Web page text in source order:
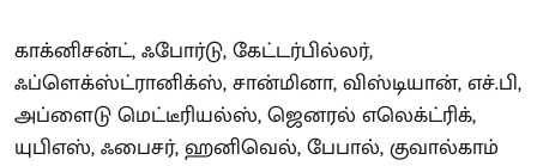
காக்னிசன்ட், ஃபோர்டு, கேட்டர்பில்லர்,
ஃப்ளெக்ஸ்ட்ரானிக்ஸ், சான்மினா, விஸ்டியான், எச்.பி,
அப்ளைடு மெட்டீரியல்ஸ், ஜெனரல் எலெக்ட்ரிக்,
யுபிஎஸ், ஃபைசர், ஹனிவெல், பேபால், குவால்காம்